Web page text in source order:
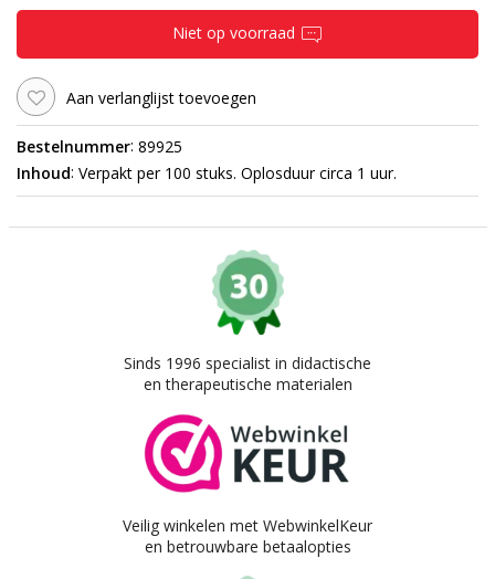
Niet op voorraad
Aan verlanglijst toevoegen
Bestelnummer: 89925
Inhoud: Verpakt per 100 stuks. Oplosduur circa 1 uur.
Sinds 1996 specialist in didactische
en therapeutische materialen
Veilig winkelen met WebwinkelKeur
en betrouwbare betaalopties